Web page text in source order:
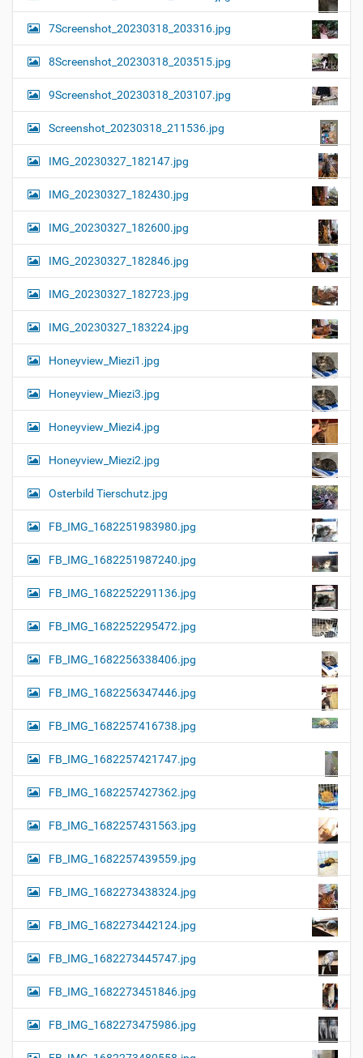
7Screenshot_20230318_203316.jpg
8Screenshot_20230318_203515.jpg
9Screenshot_20230318_203107.jpg
Screenshot_20230318_211536.jpg
IMG_20230327_182147.jpg
IMG_20230327_182430.jpg
IMG_20230327_182600.jpg
IMG_20230327_182846.jpg
IMG_20230327_182723.jpg
IMG_20230327_183224.jpg
Honeyview_Miezi1.jpg
Honeyview_Miezi3.jpg
Honeyview_Miezi4.jpg
Honeyview_Miezi2.jpg
Osterbild Tierschutz.jpg
FB_IMG_1682251983980.jpg
FB_IMG_1682251987240.jpg
FB_IMG_1682252291136.jpg
FB_IMG_1682252295472.jpg
FB_IMG_1682256338406.jpg
FB_IMG_1682256347446.jpg
FB_IMG_1682257416738.jpg
FB_IMG_1682257421747.jpg
FB_IMG_1682257427362.jpg
FB_IMG_1682257431563.jpg
FB_IMG_1682257439559.jpg
FB_IMG_1682273438324.jpg
FB_IMG_1682273442124.jpg
FB_IMG_1682273445747.jpg
FB_IMG_1682273451846.jpg
FB_IMG_1682273475986.jpg